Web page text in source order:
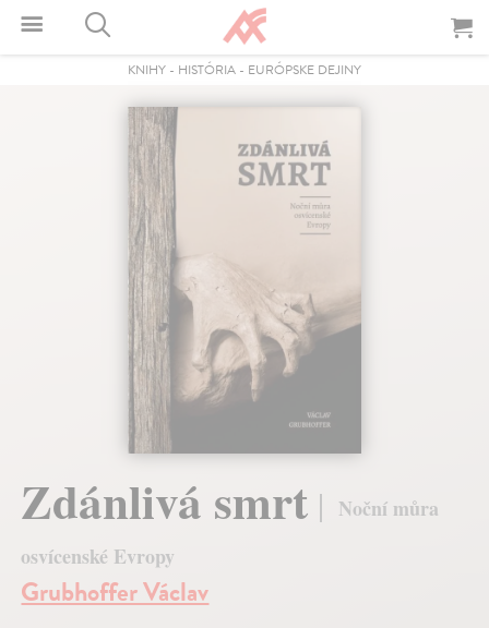
KNIHY - HISTÓRIA - EURÓPSKE DEJINY
Zdánlivá smrt
Noční můra
osvícenské Evropy
Grubhoffer Václav